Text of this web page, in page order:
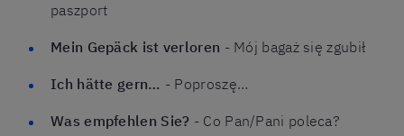
paszport
Mein Gepäck ist verloren - Mój bagaż się zgubił
Ich hätte gern… - Poproszę…
Was empfehlen Sie? - Co Pan/Pani poleca?